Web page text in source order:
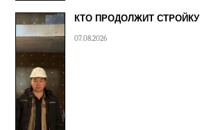
КТО ПРОДОЛЖИТ СТРОЙКУ
07.08.2026